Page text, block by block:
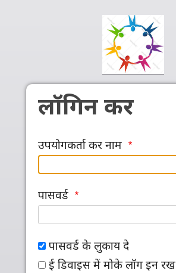
लॉगिन कर
उपयोगकर्ता कर नाम
पासवर्ड
पासवर्ड के लुकाय दे
ई डिवाइस में मोके लॉग इन रख